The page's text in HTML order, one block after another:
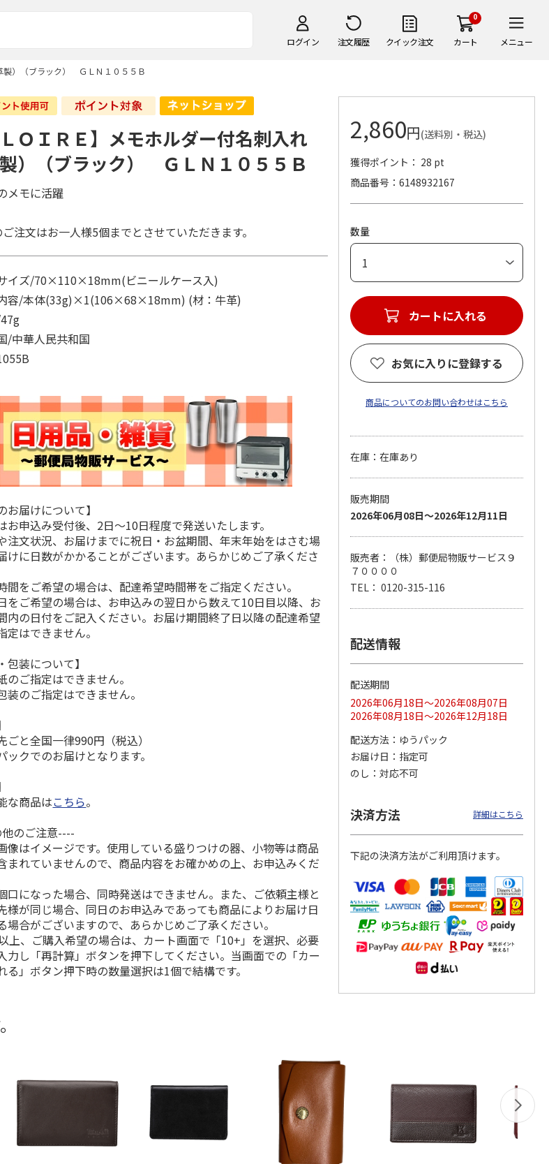
ログイン 注文履歴 クイック注文
0
カート メニュー
製）（ブラック） ＧＬＮ１０５５Ｂ
MLB ドジャース 大
谷翔平 2026 NL 3・
33,000円
(送料・税込)
ドジャース 大谷翔
平 日本人最多53試
9,900円
(送料・税込)
ドジャース 大谷翔
平 日本人最多53試
合連続出塁記念 シ
ル…
17,000円
(送料・税込)
谷翔平 2026 NL 3・
4月投手…
ＬＯＩＲＥ】メモホルダー付名刺入れ
製）（ブラック） ＧＬＮ１０５５Ｂ
メモに活躍
注文はお一人様5個までとさせていただきます。
イズ/70×110×18mm(ビニールケース入)
容/本体(33g)×1(106×68×18mm) (材：牛革)
/中華人民共和国
お届けについて】
申込み受付後、2日～10日程度で発送いたします。
注文状況、お届けまでに祝日・お盆期間、年末年始をはさむ場
けに日数がかかることがございます。あらかじめご了承くださ
をご希望の場合は、配達希望時間帯をご指定ください。
ご希望の場合は、お申込みの翌日から数えて10日目以降、お
内の日付をご記入ください。お届け期間終了日以降の配達希望
定はできません。
包装について】
ご指定はできません。
のご指定はできません。
ごと全国一律990円（税込）
クでのお届けとなります。
な商品はこちら。
のご注意----
像はイメージです。使用している盛りつけの器、小物等は商品
まれていませんので、商品内容をお確かめの上、お申込みくだ
口になった場合、同時発送はできません。また、ご依頼主様と
様が同じ場合、同日のお申込みであっても商品によりお届け日
場合がございますので、あらかじめご了承ください。
上、ご購入希望の場合は、カート画面で「10+」を選択、必要
力し「再計算」ボタンを押下してください。当画面での「カー
る」ボタン押下時の数量選択は1個で結構です。
2,860円(送料別・税込)
獲得ポイント： 28 pt
商品番号
6148932167
数量
カートに入れる
お気に入りに登録する
商品についてのお問い合わせはこちら
在庫：在庫あり
販売期間
2026年06月08日～2026年12月11日
販売者：（株）郵便局物販サービス９
７００００
TEL： 0120-315-116
配送情報
配送期間
2026年06月18日～2026年08月07日
2026年08月18日～2026年12月18日
配送方法
ゆうパック
お届け日
指定可
のし
対応不可
決済方法 詳細はこちら
下記の決済方法がご利用頂けます。